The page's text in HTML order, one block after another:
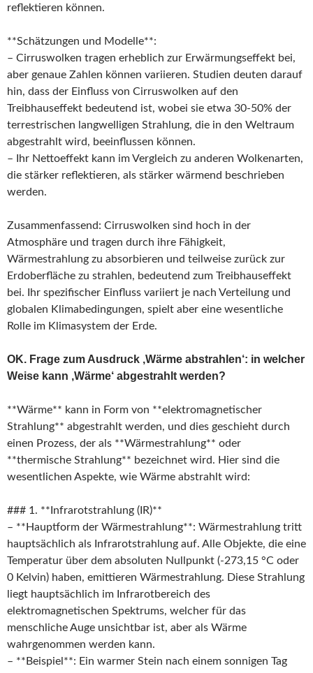
reflektieren können.
**Schätzungen und Modelle**:
– Cirruswolken tragen erheblich zur Erwärmungseffekt bei,
aber genaue Zahlen können variieren. Studien deuten darauf
hin, dass der Einfluss von Cirruswolken auf den
Treibhauseffekt bedeutend ist, wobei sie etwa 30-50% der
terrestrischen langwelligen Strahlung, die in den Weltraum
abgestrahlt wird, beeinflussen können.
– Ihr Nettoeffekt kann im Vergleich zu anderen Wolkenarten,
die stärker reflektieren, als stärker wärmend beschrieben
werden.
Zusammenfassend: Cirruswolken sind hoch in der
Atmosphäre und tragen durch ihre Fähigkeit,
Wärmestrahlung zu absorbieren und teilweise zurück zur
Erdoberfläche zu strahlen, bedeutend zum Treibhauseffekt
bei. Ihr spezifischer Einfluss variiert je nach Verteilung und
globalen Klimabedingungen, spielt aber eine wesentliche
Rolle im Klimasystem der Erde.
OK. Frage zum Ausdruck ‚Wärme abstrahlen‘: in welcher
Weise kann ‚Wärme‘ abgestrahlt werden?
**Wärme** kann in Form von **elektromagnetischer
Strahlung** abgestrahlt werden, und dies geschieht durch
einen Prozess, der als **Wärmestrahlung** oder
**thermische Strahlung** bezeichnet wird. Hier sind die
wesentlichen Aspekte, wie Wärme abstrahlt wird:
### 1. **Infrarotstrahlung (IR)**
– **Hauptform der Wärmestrahlung**: Wärmestrahlung tritt
hauptsächlich als Infrarotstrahlung auf. Alle Objekte, die eine
Temperatur über dem absoluten Nullpunkt (-273,15 °C oder
0 Kelvin) haben, emittieren Wärmestrahlung. Diese Strahlung
liegt hauptsächlich im Infrarotbereich des
elektromagnetischen Spektrums, welcher für das
menschliche Auge unsichtbar ist, aber als Wärme
wahrgenommen werden kann.
– **Beispiel**: Ein warmer Stein nach einem sonnigen Tag